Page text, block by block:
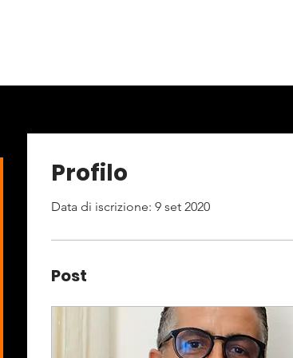
Profilo
Data di iscrizione: 9 set 2020
Post